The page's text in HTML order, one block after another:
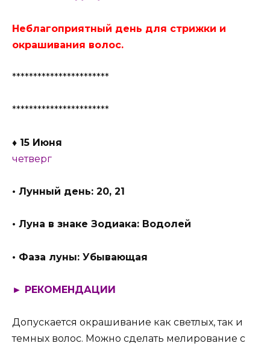
Неблагоприятный день для стрижки и
окрашивания волос.
***********************
***********************
♦ 15 Июня
четверг
• Лунный день: 20, 21
• Луна в знаке Зодиака: Водолей
• Фаза луны: Убывающая
► РЕКОМЕНДАЦИИ
Допускается окрашивание как светлых, так и
темных волос. Можно сделать мелирование с